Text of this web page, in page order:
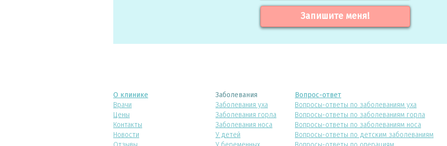
Запишите меня!
О клинике
Врачи
Цены
Контакты
Новости
Заболевания
Заболевания уха
Заболевания горла
Заболевания носа
У детей
Вопрос-ответ
Вопросы-ответы по заболеваниям уха
Вопросы-ответы по заболеваниям горла
Вопросы-ответы по заболеваниям носа
Вопросы-ответы по детским заболеваниям